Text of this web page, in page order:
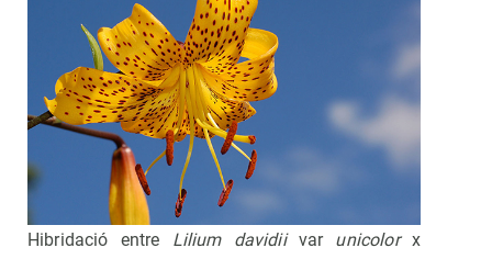
Hibridació entre Lilium davidiivar unicolorx